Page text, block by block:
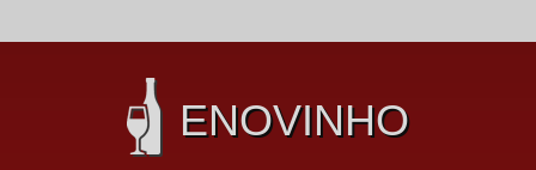
ENOVINHO